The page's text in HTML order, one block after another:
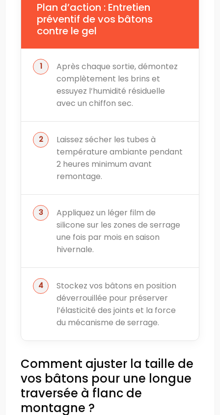
Plan d’action : Entretien
préventif de vos bâtons
contre le gel
Après chaque sortie, démontez
complètement les brins et
essuyez l’humidité résiduelle
avec un chiffon sec.
Laissez sécher les tubes à
température ambiante pendant
2 heures minimum avant
remontage.
Appliquez un léger film de
silicone sur les zones de serrage
une fois par mois en saison
hivernale.
Stockez vos bâtons en position
déverrouillée pour préserver
l’élasticité des joints et la force
du mécanisme de serrage.
Comment ajuster la taille de
vos bâtons pour une longue
traversée à flanc de
montagne ?